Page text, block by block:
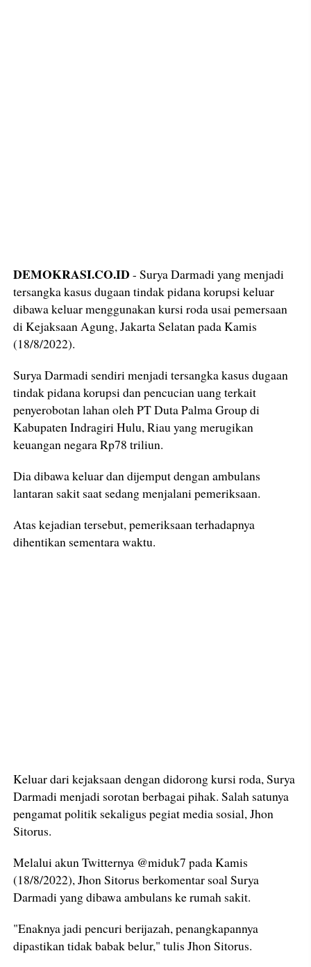
DEMOKRASI.CO.ID - Surya Darmadi yang menjadi
tersangka kasus dugaan tindak pidana korupsi keluar
dibawa keluar menggunakan kursi roda usai pemersaan
di Kejaksaan Agung, Jakarta Selatan pada Kamis
(18/8/2022).
Surya Darmadi sendiri menjadi tersangka kasus dugaan
tindak pidana korupsi dan pencucian uang terkait
penyerobotan lahan oleh PT Duta Palma Group di
Kabupaten Indragiri Hulu, Riau yang merugikan
keuangan negara Rp78 triliun.
Dia dibawa keluar dan dijemput dengan ambulans
lantaran sakit saat sedang menjalani pemeriksaan.
Atas kejadian tersebut, pemeriksaan terhadapnya
dihentikan sementara waktu.
Keluar dari kejaksaan dengan didorong kursi roda, Surya
Darmadi menjadi sorotan berbagai pihak. Salah satunya
pengamat politik sekaligus pegiat media sosial, Jhon
Sitorus.
Melalui akun Twitternya @miduk7 pada Kamis
(18/8/2022), Jhon Sitorus berkomentar soal Surya
Darmadi yang dibawa ambulans ke rumah sakit.
"Enaknya jadi pencuri berijazah, penangkapannya
dipastikan tidak babak belur," tulis Jhon Sitorus.